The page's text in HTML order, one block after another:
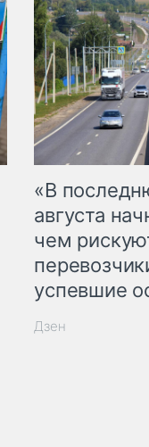
«В
августа
чем
успевшие
Дзен